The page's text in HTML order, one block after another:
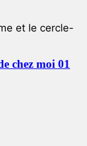
et le cercle-
chez moi 01